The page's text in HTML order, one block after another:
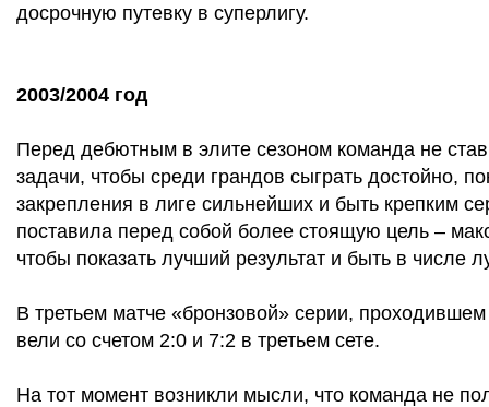
досрочную путевку в суперлигу.
2003/2004 год
Перед дебютным в элите сезоном команда не
задачи, чтобы среди грандов сыграть достойно,
закрепления в лиге сильнейших и быть крепким
поставила перед собой более стоящую цель –
чтобы показать лучший результат и быть в числе
В третьем матче «бронзовой» серии,
вели со счетом 2:0 и 7:2 в третьем сете.
На тот момент возникли мысли, что команда не